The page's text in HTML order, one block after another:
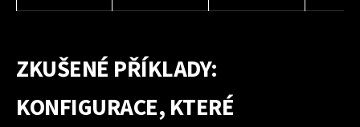
ZKUŠENÉ PŘÍKLADY:
KONFIGURACE, KTERÉ